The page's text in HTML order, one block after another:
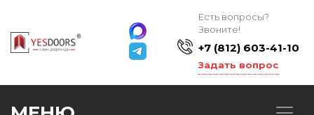
Есть вопросы?
Звоните!
+7 (812) 603-41-10
Задать вопрос